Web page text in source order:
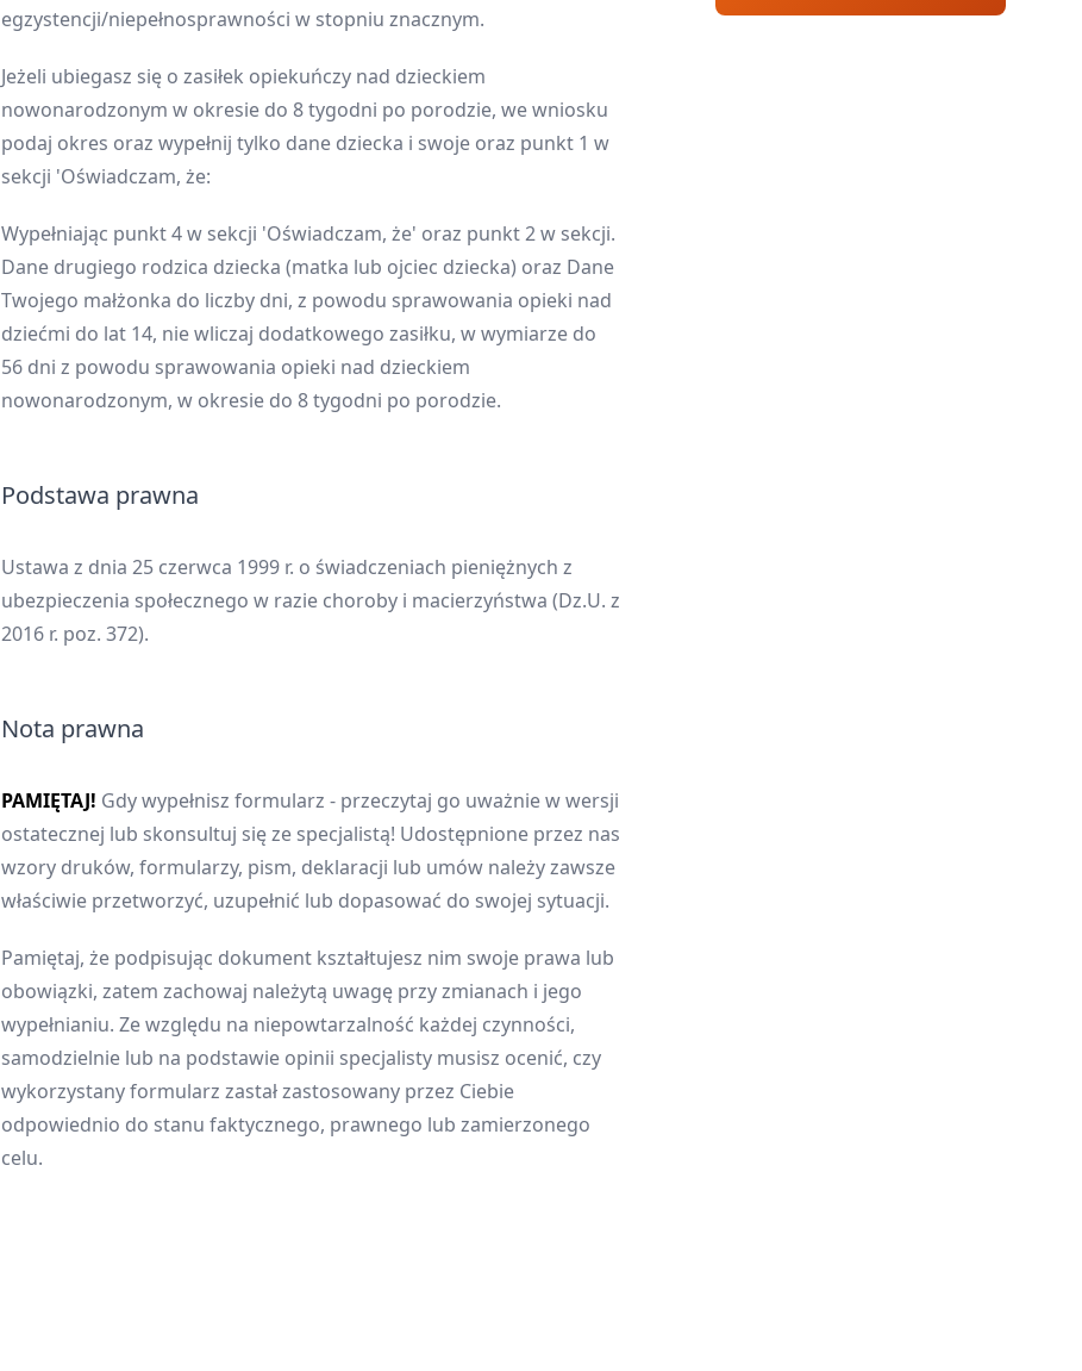
egzystencji/niepełnosprawności w stopniu znacznym.
Jeżeli ubiegasz się o zasiłek opiekuńczy nad dzieckiem
nowonarodzonym w okresie do 8 tygodni po porodzie, we wniosku
podaj okres oraz wypełnij tylko dane dziecka i swoje oraz punkt 1 w
sekcji 'Oświadczam, że:
Wypełniając punkt 4 w sekcji 'Oświadczam, że' oraz punkt 2 w sekcji.
Dane drugiego rodzica dziecka (matka lub ojciec dziecka) oraz Dane
Twojego małżonka do liczby dni, z powodu sprawowania opieki nad
dziećmi do lat 14, nie wliczaj dodatkowego zasiłku, w wymiarze do
56 dni z powodu sprawowania opieki nad dzieckiem
nowonarodzonym, w okresie do 8 tygodni po porodzie.
Podstawa prawna
Ustawa z dnia 25 czerwca 1999 r. o świadczeniach pieniężnych z
ubezpieczenia społecznego w razie choroby i macierzyństwa (Dz.U. z
2016 r. poz. 372).
Nota prawna
PAMIĘTAJ! Gdy wypełnisz formularz - przeczytaj go uważnie w wersji
ostatecznej lub skonsultuj się ze specjalistą! Udostępnione przez nas
wzory druków, formularzy, pism, deklaracji lub umów należy zawsze
właściwie przetworzyć, uzupełnić lub dopasować do swojej sytuacji.
Pamiętaj, że podpisując dokument kształtujesz nim swoje prawa lub
obowiązki, zatem zachowaj należytą uwagę przy zmianach i jego
wypełnianiu. Ze względu na niepowtarzalność każdej czynności,
samodzielnie lub na podstawie opinii specjalisty musisz ocenić, czy
wykorzystany formularz zastał zastosowany przez Ciebie
odpowiednio do stanu faktycznego, prawnego lub zamierzonego
celu.